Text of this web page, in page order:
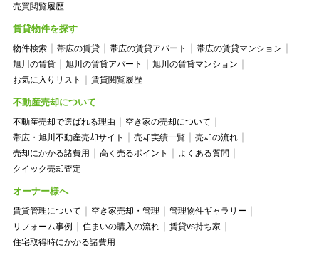
売買閲覧履歴
賃貸物件を探す
物件検索 帯広の賃貸 帯広の賃貸アパート
帯広の賃貸マンション
旭川の賃貸
旭川の賃貸アパート
旭川の賃貸マンション
お気に入りリスト
賃貸閲覧履歴
不動産売却について
不動産売却で選ばれる理由
空き家の売却について
帯広・旭川不動産売却サイト
売却実績一覧
売却の流れ
売却にかかる諸費用
高く売るポイント
よくある質問
クイック売却査定
オーナー様へ
賃貸管理について 空き家売却・管理
管理物件ギャラリー
リフォーム事例
住まいの購入の流れ
賃貸vs持ち家
住宅取得時にかかる諸費用